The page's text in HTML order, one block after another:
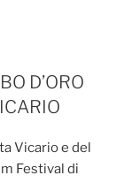
D’ORO
Vicario e del
Festival di